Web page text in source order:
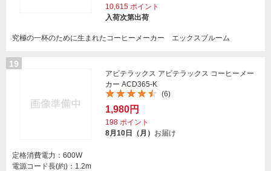
10,615 ポイント
入荷次第出荷
究極の一杯のために生まれたコーヒーメーカー エックスブルーム
19
アビテラックス アビテラックス コーヒーメー
カー ACD365-K
(6)
1,980円
198 ポイント
8月10日（月） お届け
定格消費電力：600W
電源コード長(約)：1.2m